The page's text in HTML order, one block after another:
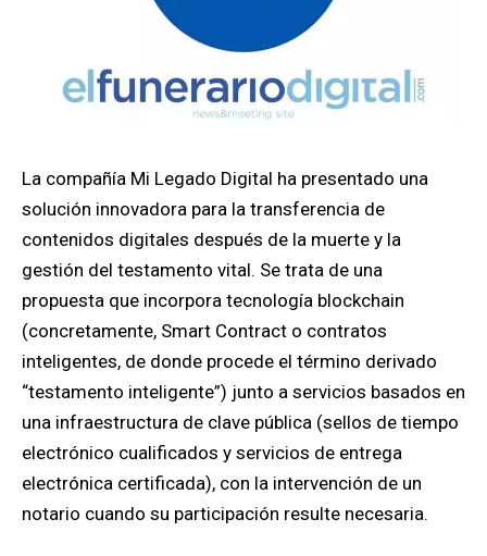
La compañía Mi Legado Digital ha presentado una
solución innovadora para la transferencia de
contenidos digitales después de la muerte y la
gestión del testamento vital. Se trata de una
propuesta que incorpora tecnología blockchain
(concretamente, Smart Contract o contratos
inteligentes, de donde procede el término derivado
“testamento inteligente”) junto a servicios basados en
una infraestructura de clave pública (sellos de tiempo
electrónico cualificados y servicios de entrega
electrónica certificada), con la intervención de un
notario cuando su participación resulte necesaria.